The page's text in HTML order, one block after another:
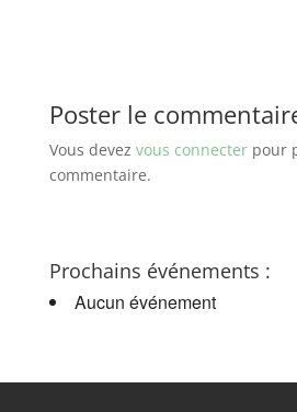
Poster le
Vous devez vous connecterpour
commentaire.
Prochains événements :
Aucun événement